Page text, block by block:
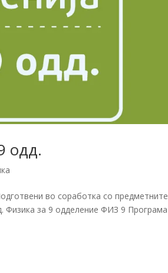
одд.
во соработка со предметните
Физика за 9 одделение ФИЗ 9 Програма